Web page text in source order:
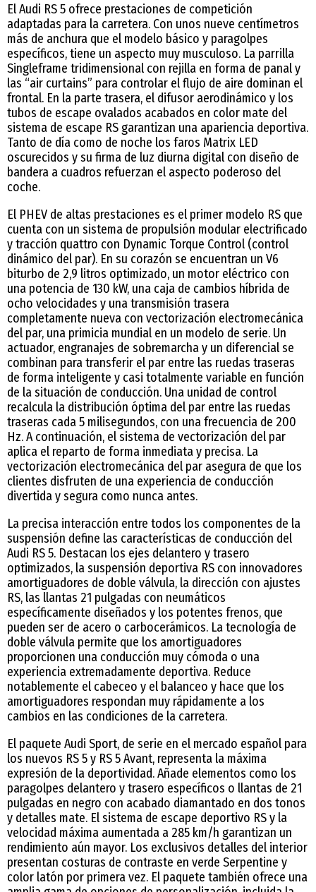
El Audi RS 5 ofrece prestaciones de competición
adaptadas para la carretera. Con unos nueve centímetros
más de anchura que el modelo básico y paragolpes
específicos, tiene un aspecto muy musculoso. La parrilla
Singleframe tridimensional con rejilla en forma de panal y
las “air curtains” para controlar el flujo de aire dominan el
frontal. En la parte trasera, el difusor aerodinámico y los
tubos de escape ovalados acabados en color mate del
sistema de escape RS garantizan una apariencia deportiva.
Tanto de día como de noche los faros Matrix LED
oscurecidos y su firma de luz diurna digital con diseño de
bandera a cuadros refuerzan el aspecto poderoso del
coche.
El PHEV de altas prestaciones es el primer modelo RS que
cuenta con un sistema de propulsión modular electrificado
y tracción quattro con Dynamic Torque Control (control
dinámico del par). En su corazón se encuentran un V6
biturbo de 2,9 litros optimizado, un motor eléctrico con
una potencia de 130 kW, una caja de cambios híbrida de
ocho velocidades y una transmisión trasera
completamente nueva con vectorización electromecánica
del par, una primicia mundial en un modelo de serie. Un
actuador, engranajes de sobremarcha y un diferencial se
combinan para transferir el par entre las ruedas traseras
de forma inteligente y casi totalmente variable en función
de la situación de conducción. Una unidad de control
recalcula la distribución óptima del par entre las ruedas
traseras cada 5 milisegundos, con una frecuencia de 200
Hz. A continuación, el sistema de vectorización del par
aplica el reparto de forma inmediata y precisa. La
vectorización electromecánica del par asegura de que los
clientes disfruten de una experiencia de conducción
divertida y segura como nunca antes.
La precisa interacción entre todos los componentes de la
suspensión define las características de conducción del
Audi RS 5. Destacan los ejes delantero y trasero
optimizados, la suspensión deportiva RS con innovadores
amortiguadores de doble válvula, la dirección con ajustes
RS, las llantas 21 pulgadas con neumáticos
específicamente diseñados y los potentes frenos, que
pueden ser de acero o carbocerámicos. La tecnología de
doble válvula permite que los amortiguadores
proporcionen una conducción muy cómoda o una
experiencia extremadamente deportiva. Reduce
notablemente el cabeceo y el balanceo y hace que los
amortiguadores respondan muy rápidamente a los
cambios en las condiciones de la carretera.
El paquete Audi Sport, de serie en el mercado español para
los nuevos RS 5 y RS 5 Avant, representa la máxima
expresión de la deportividad. Añade elementos como los
paragolpes delantero y trasero específicos o llantas de 21
pulgadas en negro con acabado diamantado en dos tonos
y detalles mate. El sistema de escape deportivo RS y la
velocidad máxima aumentada a 285 km/h garantizan un
rendimiento aún mayor. Los exclusivos detalles del interior
presentan costuras de contraste en verde Serpentine y
color latón por primera vez. El paquete también ofrece una